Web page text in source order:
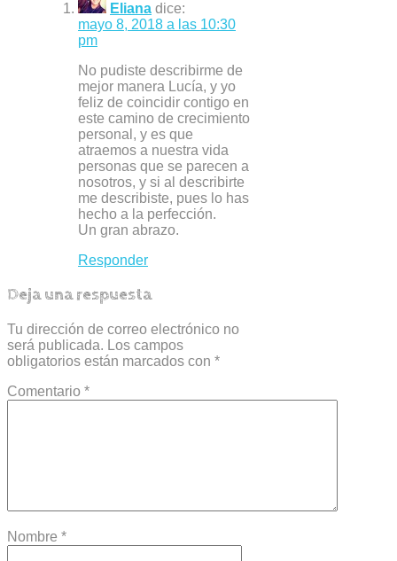
Eliana dice:
mayo 8, 2018 a las 10:30
pm
No pudiste describirme de
mejor manera Lucía, y yo
feliz de coincidir contigo en
este camino de crecimiento
personal, y es que
atraemos a nuestra vida
personas que se parecen a
nosotros, y si al describirte
me describiste, pues lo has
hecho a la perfección.
Un gran abrazo.
Responder
Deja una respuesta
Tu dirección de correo electrónico no
será publicada. Los campos
obligatorios están marcados con *
Comentario *
Nombre *